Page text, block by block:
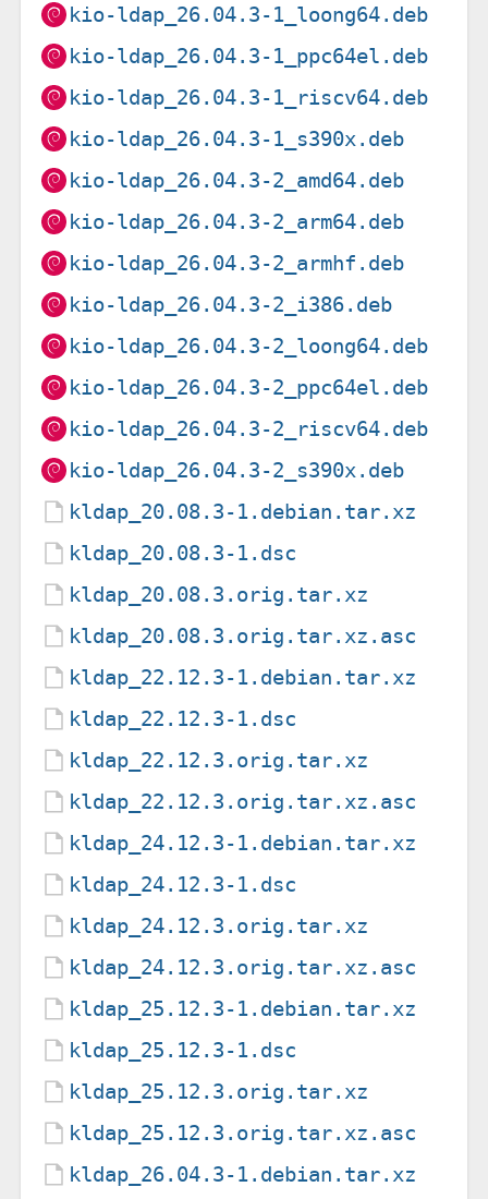
kio-ldap_26.04.3-1_loong64.deb
kio-ldap_26.04.3-1_ppc64el.deb
kio-ldap_26.04.3-1_riscv64.deb
kio-ldap_26.04.3-1_s390x.deb
kio-ldap_26.04.3-2_amd64.deb
kio-ldap_26.04.3-2_arm64.deb
kio-ldap_26.04.3-2_armhf.deb
kio-ldap_26.04.3-2_i386.deb
kio-ldap_26.04.3-2_loong64.deb
kio-ldap_26.04.3-2_ppc64el.deb
kio-ldap_26.04.3-2_riscv64.deb
kio-ldap_26.04.3-2_s390x.deb
kldap_20.08.3-1.debian.tar.xz
kldap_20.08.3-1.dsc
kldap_20.08.3.orig.tar.xz
kldap_20.08.3.orig.tar.xz.asc
kldap_22.12.3-1.debian.tar.xz
kldap_22.12.3-1.dsc
kldap_22.12.3.orig.tar.xz
kldap_22.12.3.orig.tar.xz.asc
kldap_24.12.3-1.debian.tar.xz
kldap_24.12.3-1.dsc
kldap_24.12.3.orig.tar.xz
kldap_24.12.3.orig.tar.xz.asc
kldap_25.12.3-1.debian.tar.xz
kldap_25.12.3-1.dsc
kldap_25.12.3.orig.tar.xz
kldap_25.12.3.orig.tar.xz.asc
kldap_26.04.3-1.debian.tar.xz